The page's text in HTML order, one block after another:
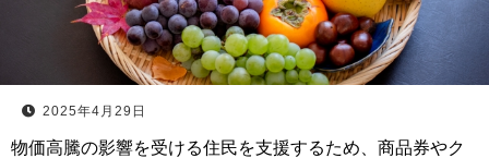
2025年4月29日
物価高騰の影響を受ける住民を支援するため、商品券やク